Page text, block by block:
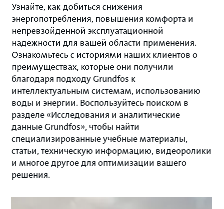
Узнайте, как добиться снижения
энергопотребления, повышения комфорта и
непревзойденной эксплуатационной
надежности для вашей области применения.
Ознакомьтесь с историями наших клиентов о
преимуществах, которые они получили
благодаря подходу Grundfos к
интеллектуальным системам, использованию
воды и энергии. Воспользуйтесь поиском в
разделе «Исследования и аналитические
данные Grundfos», чтобы найти
специализированные учебные материалы,
статьи, техническую информацию, видеоролики
и многое другое для оптимизации вашего
решения.